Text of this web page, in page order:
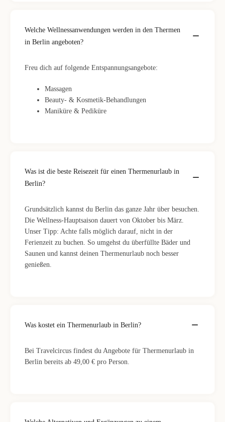
Welche Wellnessanwendungen werden in den Thermen
in Berlin angeboten?
Freu dich auf folgende Entspannungsangebote:
Massagen
Beauty- & Kosmetik-Behandlungen
Maniküre & Pediküre
Was ist die beste Reisezeit für einen Thermenurlaub in
Berlin?
Grundsätzlich kannst du Berlin das ganze Jahr über besuchen.
Die Wellness-Hauptsaison dauert von Oktober bis März.
Unser Tipp: Achte falls möglich darauf, nicht in der
Ferienzeit zu buchen. So umgehst du überfüllte Bäder und
Saunen und kannst deinen Thermenurlaub noch besser
genießen.
Was kostet ein Thermenurlaub in Berlin?
Bei Travelcircus findest du Angebote für Thermenurlaub in
Berlin bereits ab 49,00 € pro Person.